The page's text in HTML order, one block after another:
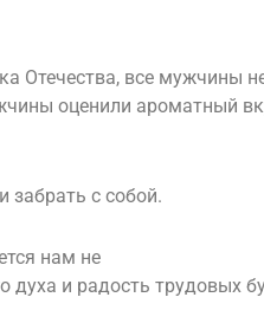
Отечества, все мужчины
оценили ароматный
забрать с собой.
нам не
духа и радость трудовых